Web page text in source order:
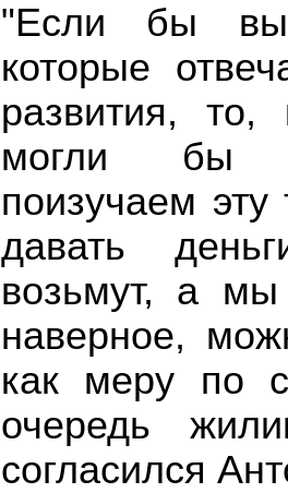
"Если бы
которые
развития,
могли бы
поизучаем
давать
возьмут, а мы
наверное,
как меру по
очередь
согласился